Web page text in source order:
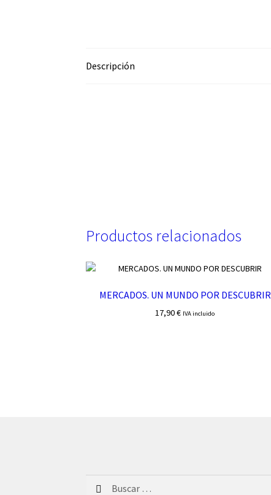
Descripción
Productos relacionados
MERCADOS. UN MUNDO POR DESCUBRIR
17,90€ IVA incluido